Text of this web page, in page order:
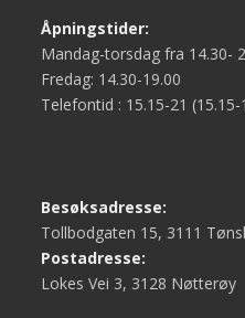
Åpningstider:
Mandag-torsdag fra 14.30-
Fredag: 14.30-19.00
Telefontid : 15.15-21 (15.15-
Besøksadresse:
Tollbodgaten 15, 3111
Postadresse:
Lokes Vei 3, 3128 Nøtterøy